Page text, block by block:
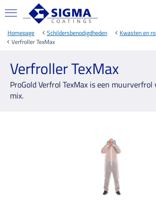
Homepage Schildersbenodigdheden Kwasten en
Verfroller TexMax
Verfroller TexMax
ProGold Verfrol TexMax is een
mix.